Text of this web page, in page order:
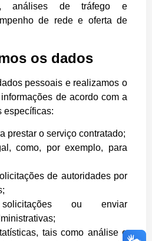
análises de tráfego e
de rede e oferta de
os dados
pessoais e realizamos o
de acordo com a
específicas:
prestar o serviço contratado;
como, por exemplo, para
de autoridades por
solicitações ou enviar
tais como análise e